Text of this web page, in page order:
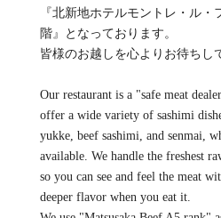
『北新地ホテルモントレ・ル
階』となっております。
皆様のお越しを心よりお待ちし
Our restaurant is a "safe meat
offer a wide variety of sashimi
yukke, beef sashimi, and senmai,
available. We handle the freshest
so you can see and feel the meat
deeper flavor when you eat it.